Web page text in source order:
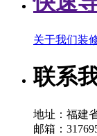
关于我们装
联系
地址：福建
邮箱：